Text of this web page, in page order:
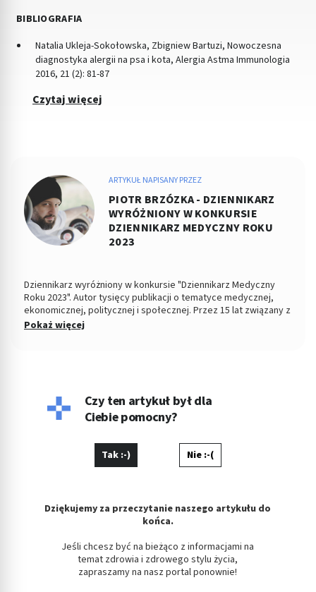
BIBLIOGRAFIA
Natalia Ukleja-Sokołowska, Zbigniew Bartuzi, Nowoczesna
diagnostyka alergii na psa i kota, Alergia Astma Immunologia
2016, 21 (2): 81-87
Czytaj więcej
ARTYKUŁ NAPISANY PRZEZ
PIOTR BRZÓZKA - DZIENNIKARZ
WYRÓŻNIONY W KONKURSIE
DZIENNIKARZ MEDYCZNY ROKU
2023
Dziennikarz wyróżniony w konkursie "Dziennikarz Medyczny
Roku 2023". Autor tysięcy publikacji o tematyce medycznej,
ekonomicznej, politycznej i społecznej. Przez 15 lat związany z
Dziennikiem Łódzkim i Polska TheTimes. Z wykształcenia
Pokaż więcej
Czy ten artykuł był dla
Ciebie pomocny?
Tak :-) Nie :-(
Dziękujemy za przeczytanie naszego artykułu do
końca.
Jeśli chcesz być na bieżąco z informacjami na
temat zdrowia i zdrowego stylu życia,
zapraszamy na nasz portal ponownie!